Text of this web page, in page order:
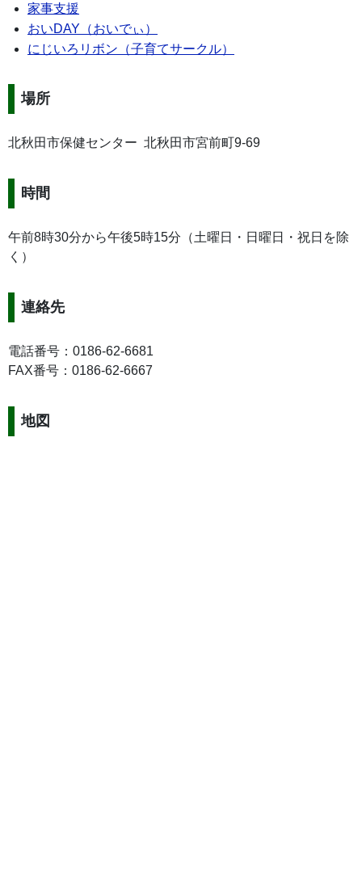
家事支援
おいDAY（おいでぃ）
にじいろリボン（子育てサークル）
場所
北秋田市保健センター 北秋田市宮前町9-69
時間
午前8時30分から午後5時15分（土曜日・日曜日・祝日を除
く）
連絡先
電話番号：0186-62-6681
FAX番号：0186-62-6667
地図